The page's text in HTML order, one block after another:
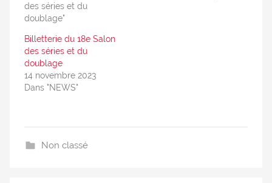
des séries et du
doublage"
Billetterie du 18e Salon
des séries et du
doublage
14 novembre 2023
Dans "NEWS"
Non classé